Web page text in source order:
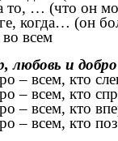
то, … (что он
когда… (он
всем
любовь и
– всем, кто
– всем, кто
– всем, кто
– всем, кто